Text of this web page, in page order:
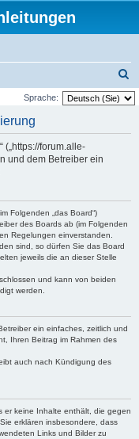
u
Sprache:
(„https://forum.alle-
und dem Betreiber ein
Folgenden „das Board“)
des Boards ab (im Folgenden
Regelungen einverstanden.
sind, so dürfen Sie das Board
jeweils die an dieser Stelle
und kann von beiden
werden.
ein einfaches, zeitlich und
Ihren Beitrag im Rahmen des
auch nach Kündigung des
er keine Inhalte enthält, die gegen
erklären insbesondere, dass
Links und Bilder zu